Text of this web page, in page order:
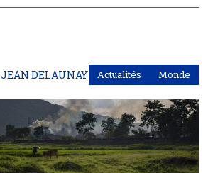
JEAN DELAUNAY Actualités Monde